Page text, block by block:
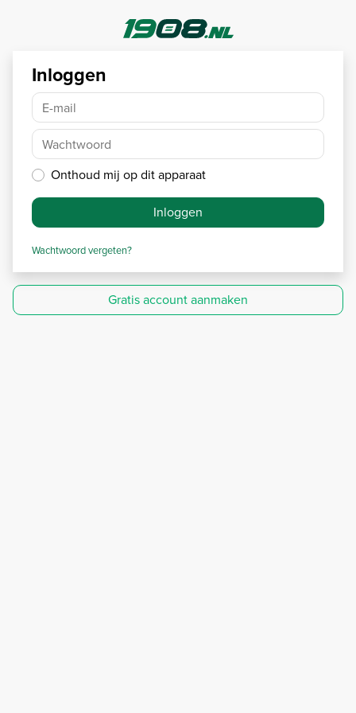
Inloggen
E-mail
Wachtwoord
Onthoud mij op dit apparaat
Inloggen
Wachtwoord vergeten?
Gratis account aanmaken